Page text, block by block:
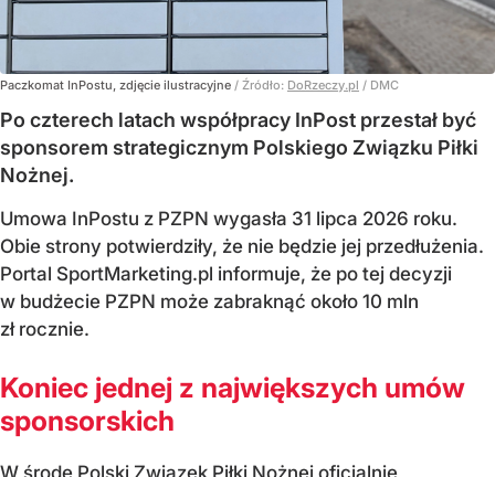
Paczkomat InPostu, zdjęcie ilustracyjne / Źródło: DoRzeczy.pl / DMC
Po czterech latach współpracy InPost przestał być
sponsorem strategicznym Polskiego Związku Piłki
Nożnej.
Umowa InPostu z PZPN wygasła 31 lipca 2026 roku.
Obie strony potwierdziły, że nie będzie jej przedłużenia.
Portal SportMarketing.pl informuje, że po tej decyzji
w budżecie PZPN może zabraknąć około 10 mln
zł rocznie.
Koniec jednej z największych umów
sponsorskich
W środę Polski Związek Piłki Nożnej oficjalnie